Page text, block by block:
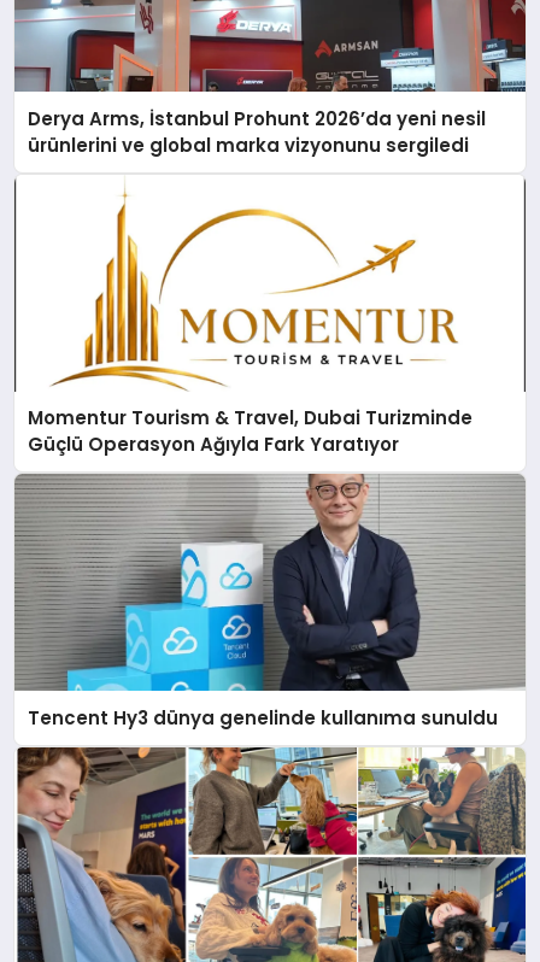
Derya Arms, İstanbul Prohunt 2026’da yeni nesil
ürünlerini ve global marka vizyonunu sergiledi
Momentur Tourism & Travel, Dubai Turizminde
Güçlü Operasyon Ağıyla Fark Yaratıyor
Tencent Hy3 dünya genelinde kullanıma sunuldu